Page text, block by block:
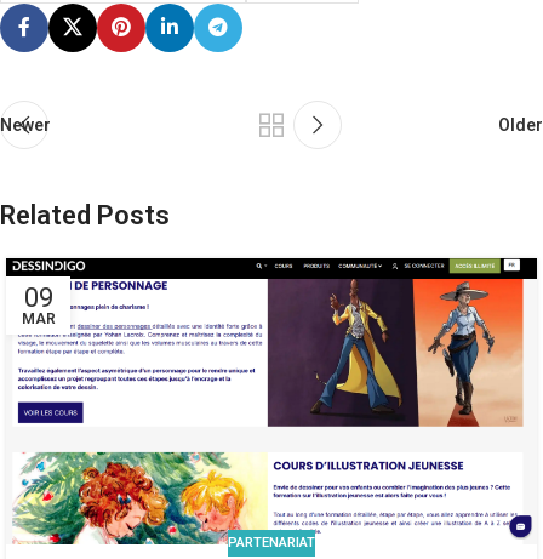
Newer Older
Related Posts
09
MAR
PARTENARIAT